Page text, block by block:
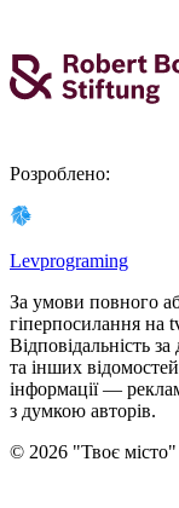
Розроблено:
Levprograming
За умови повного
гіперпосилання на
Відповідальність
та інших
інформації —
з думкою авторiв.
© 2026 "Твоє місто"